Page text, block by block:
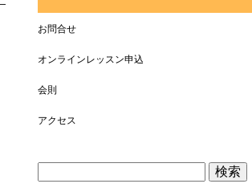
お問合せ
オンラインレッスン申込
会則
アクセス